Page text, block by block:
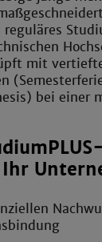
mit
bei einer